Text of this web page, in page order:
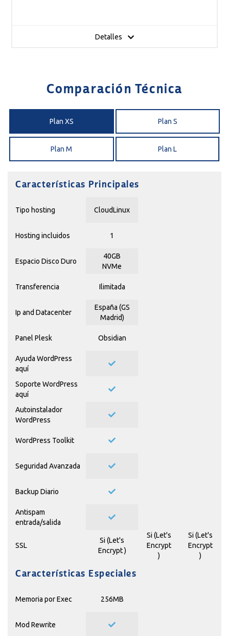
Detalles
Comparación Técnica
Plan XS Plan S
Plan M Plan L
Características Principales
Tipo hosting CloudLinux
Hosting incluidos 1
Espacio Disco Duro
40GB
NVMe
Transferencia Ilimitada
Ip and Datacenter
España (GS
Madrid)
Panel Plesk Obsidian
Ayuda WordPress
aquí
Soporte WordPress
aquí
Autoinstalador
WordPress
WordPress Toolkit
Seguridad Avanzada
Backup Diario
Antispam
entrada/salida
SSL
Si (Let's
Encrypt)
Si (Let's
Encrypt
)
Si (Let's
Encrypt
)
Características Especiales
Memoria por Exec 256MB
Mod Rewrite